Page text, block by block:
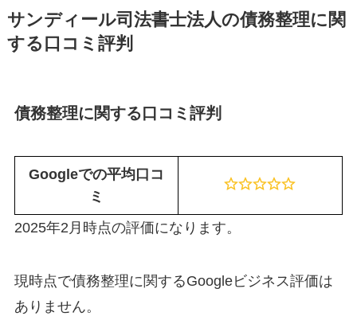
サンディール司法書士法人の債務整理に関
する口コミ評判
債務整理に関する口コミ評判
Googleでの平均口コ
ミ
2025年2月時点の評価になります。
現時点で債務整理に関するGoogleビジネス評価は
ありません。